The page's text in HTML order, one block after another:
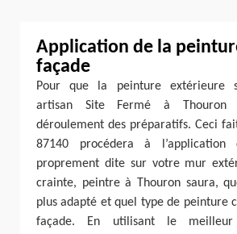
Application de la
façade
Pour que la peinture extérieure
artisan Site Fermé à
déroulement des préparatifs. Ceci
87140 procédera à
proprement dite sur votre mur
crainte, peintre à Thouron saura,
plus adapté et quel type de peinture
façade. En utilisant le meilleur